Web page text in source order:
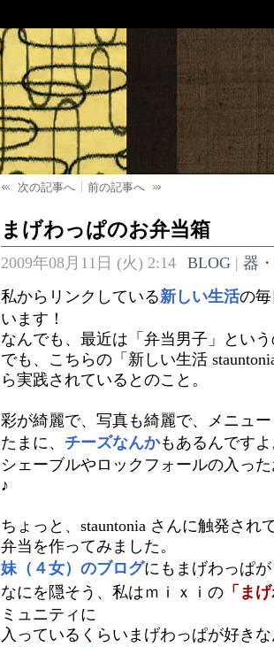
次の記事へ 前の記事へ
まげわっぱのお弁当箱
2009年08月11日 (火) 2:14 BLOG| 器
私からリンクしている新しい生活の
います！
なんでも、最近は「弁当男子」とい
でも、こちらの「新しい生活
ら実践されているとのこと。
彩が綺麗で、写真も綺麗で、メニュ
たまに、 チーズなんかもあるんです
シェーブルやロックフォールの入っ
♪
ちょっと、stauntonia さんに触発され
弁当を作ってみました。
妹（４女）のブログにもまげわっぱ
なにを隠そう、私はｍｉｘｉの 「ま
ミュニティに
入っているくらいまげわっぱが好き